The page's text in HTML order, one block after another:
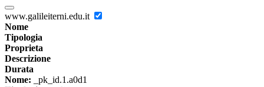
www.galileiterni.edu.it
Nome
Tipologia
Proprieta
Descrizione
Durata
Nome: _pk_id.1.a0d1